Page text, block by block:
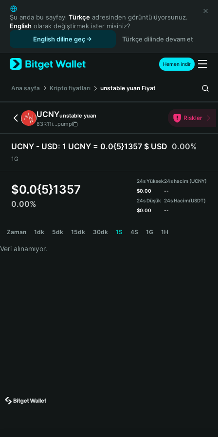
English
日本語
Tiếng Việt
Español (Latinoamérica)
Türkçe
Français
Deutsch
简体中文
繁體中文
Português (Portugal)
Bahasa Indonesia
ภาษาไทย
हिन्दी
Español
Português (Brasil)
Şu anda bu sayfayı Türkçe adresinden görüntülüyorsunuz.
English olarak değiştirmek ister misiniz?
English diline geç
Türkçe dilinde devam et
Hemen indir
Ana sayfa Kripto fiyatları unstable yuan Fiyat
UCNYunstable yuan
83R11i...pump
Riskler
UCNY - USD: 1 UCNY = 0.0{5}1357 $ USD 0.00%
1G
$0.0{5}1357
0.00%
24s Yüksek
$0.00
24s Düşük
$0.00
24s hacim (UCNY)
--
24s Hacim(USDT)
--
Zaman 1dk 5dk 15dk 30dk 1S 4S 1G 1H
Veri alınamıyor.